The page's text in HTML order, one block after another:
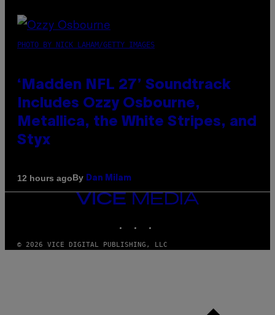
PHOTO BY NICK LAHAM/GETTY IMAGES
‘Madden NFL 27’ Soundtrack
Includes Ozzy Osbourne,
Metallica, the White Stripes, and
Styx
12 hours agoBy Dan Milam
VICE
© 2026 VICE DIGITAL PUBLISHING, LLC